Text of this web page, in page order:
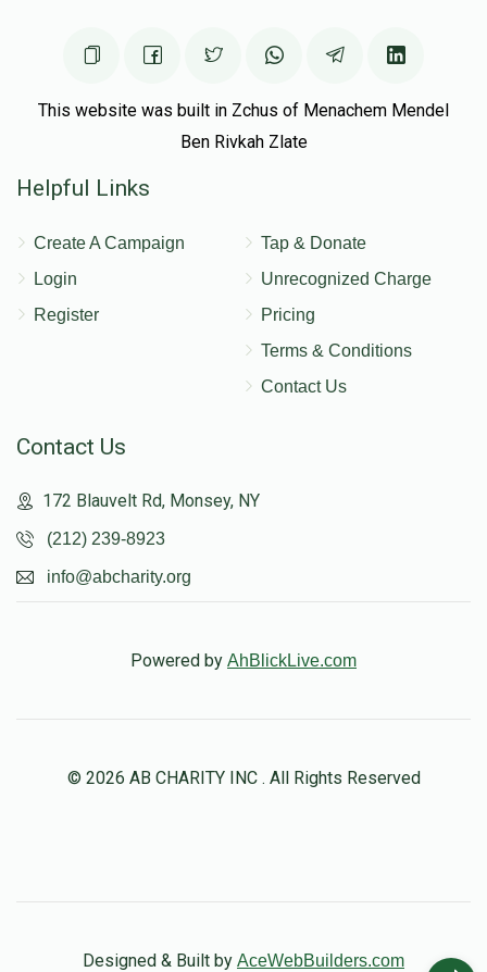
This website was built in Zchus of Menachem Mendel
Ben Rivkah Zlate
Helpful Links
Create A Campaign
Login
Register
Tap & Donate
Unrecognized Charge
Pricing
Terms & Conditions
Contact Us
Contact Us
172 Blauvelt Rd, Monsey, NY
(212) 239-8923
info@abcharity.org
Powered by AhBlickLive.com
© 2026 AB CHARITY INC . All Rights Reserved
Designed & Built by AceWebBuilders.com